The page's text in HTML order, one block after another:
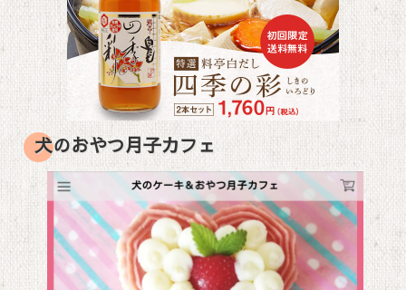
犬のおやつ月子カフェ